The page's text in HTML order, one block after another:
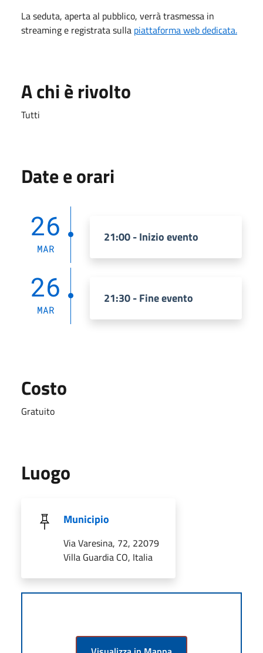
La seduta, aperta al pubblico, verrà trasmessa in
streaming e registrata sulla piattaforma web dedicata.
A chi è rivolto
Tutti
Date e orari
26
MAR
21:00 - Inizio evento
26
MAR
21:30 - Fine evento
Costo
Gratuito
Luogo
Municipio
Via Varesina, 72, 22079
Villa Guardia CO, Italia